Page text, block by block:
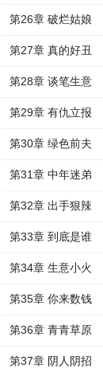
第26章 破烂姑娘
第27章 真的好丑
第28章 谈笔生意
第29章 有仇立报
第30章 绿色前夫
第31章 中年迷弟
第32章 出手狠辣
第33章 到底是谁
第34章 生意小火
第35章 你来数钱
第36章 青青草原
第37章 阴人阴招